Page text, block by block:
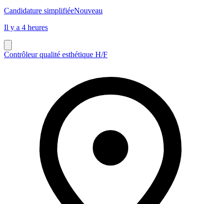
Candidature simplifiéeNouveau
Il y a 4 heures
Contrôleur qualité esthétique H/F